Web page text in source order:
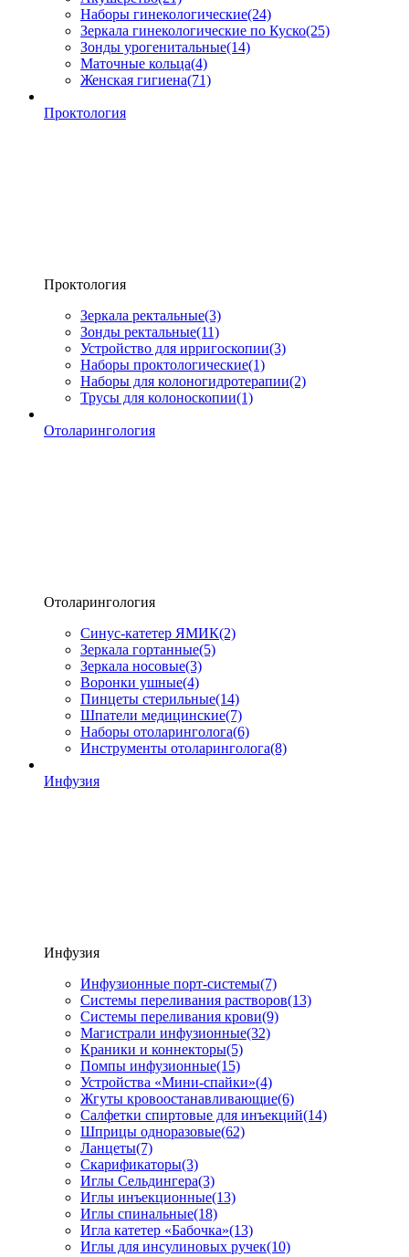
Наборы гинекологические(24)
Зеркала гинекологические по Куско(25)
Зонды урогенитальные(14)
Маточные кольца(4)
Женская гигиена(71)
Проктология
Проктология
Зеркала ректальные(3)
Зонды ректальные(11)
Устройство для ирригоскопии(3)
Наборы проктологические(1)
Наборы для колоногидротерапии(2)
Трусы для колоноскопии(1)
Отоларингология
Отоларингология
Синус-катетер ЯМИК(2)
Зеркала гортанные(5)
Зеркала носовые(3)
Воронки ушные(4)
Пинцеты стерильные(14)
Шпатели медицинские(7)
Наборы отоларинголога(6)
Инструменты отоларинголога(8)
Инфузия
Инфузия
Инфузионные порт-системы(7)
Системы переливания растворов(13)
Системы переливания крови(9)
Магистрали инфузионные(32)
Краники и коннекторы(5)
Помпы инфузионные(15)
Устройства «Мини-спайки»(4)
Жгуты кровоостанавливающие(6)
Салфетки спиртовые для инъекций(14)
Шприцы одноразовые(62)
Ланцеты(7)
Скарификаторы(3)
Иглы Сельдингера(3)
Иглы инъекционные(13)
Иглы спинальные(18)
Игла катетер «Бабочка»(13)
Иглы для инсулиновых ручек(10)